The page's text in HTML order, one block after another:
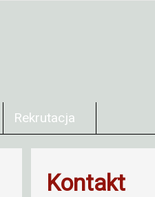
Rekrutacja
Kontakt